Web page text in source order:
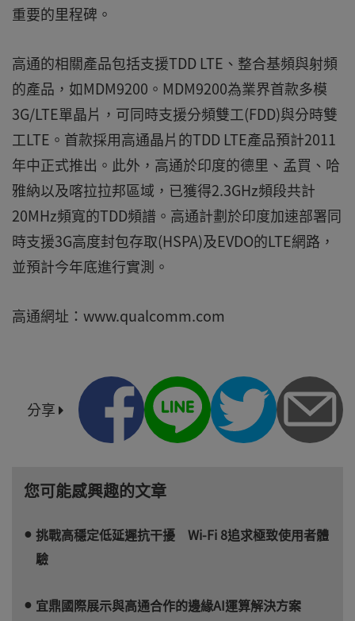
重要的里程碑。
高通的相關產品包括支援TDD LTE、整合基頻與射頻
的產品，如MDM9200。MDM9200為業界首款多模
3G/LTE單晶片，可同時支援分頻雙工(FDD)與分時雙
工LTE。首款採用高通晶片的TDD LTE產品預計2011
年中正式推出。此外，高通於印度的德里、孟買、哈
雅納以及喀拉拉邦區域，已獲得2.3GHz頻段共計
20MHz頻寬的TDD頻譜。高通計劃於印度加速部署同
時支援3G高度封包存取(HSPA)及EVDO的LTE網路，
並預計今年底進行實測。
高通網址：www.qualcomm.com
分享
您可能感興趣的文章
挑戰高穩定低延遲抗干擾 Wi-Fi 8追求極致使用者體
驗
宜鼎國際展示與高通合作的邊緣AI運算解決方案